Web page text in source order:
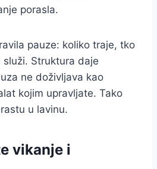
porasla.
pauze: koliko traje, tko
služi. Struktura daje
ne doživljava kao
kojim upravljate. Tako
u lavinu.
vikanje i